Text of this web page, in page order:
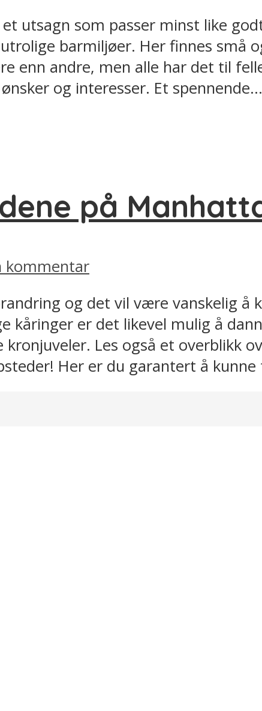
utsagn som passer minst like
barmiljøer. Her finnes små
enn andre, men alle har det til
og interesser. Et spennende...
på
kommentar
og det vil være vanskelig å
kåringer er det likevel mulig å
Les også et overblikk
Her er du garantert å kunne